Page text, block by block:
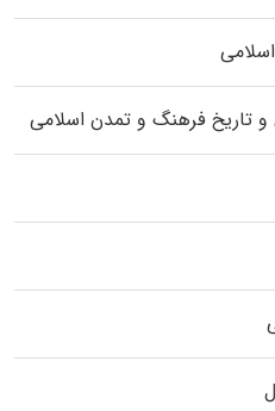
و تاریخ فرهنگ و تمدن اسلامی